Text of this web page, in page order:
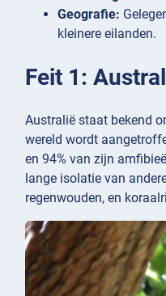
Geografie:
kleinere eilanden.
Feit 1:
Australië staat bekend
wereld wordt
en 94% van zijn
lange isolatie van
regenwouden, en